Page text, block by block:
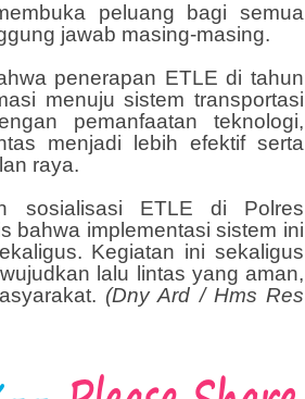
peluang bagi semua
jawab masing-masing.
penerapan ETLE di tahun
menuju sistem transportasi
pemanfaatan teknologi,
menjadi lebih efektif serta
raya.
sosialisasi ETLE di Polres
bahwa implementasi sistem ini
Kegiatan ini sekaligus
lalu lintas yang aman,
(Dny Ard / Hms Res